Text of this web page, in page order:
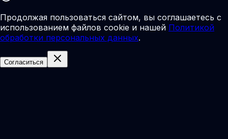
Продолжая пользоваться сайтом, вы соглашаетесь с
использованием файлов cookie и нашей Политикой
обработки персональных данных.
Согласиться